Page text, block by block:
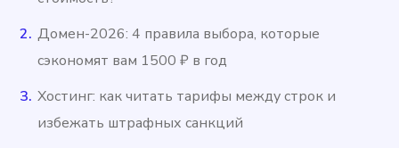
Домен-2026: 4 правила выбора, которые
сэкономят вам 1500 ₽ в год
Хостинг: как читать тарифы между строк и
избежать штрафных санкций